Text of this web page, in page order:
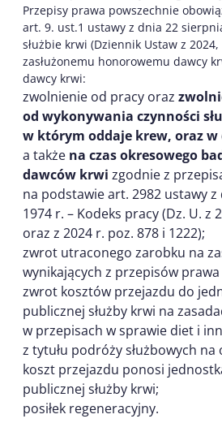
Przepisy prawa powszechnie
art. 9. ust.1 ustawy z dnia 22
służbie krwi (Dziennik Ustaw z
zasłużonemu honorowemu dawcy
dawcy krwi:
zwolnienie od pracy oraz
od wykonywania czynności
w którym oddaje krew, oraz
a także na czas okresowego
dawców krwi zgodnie z
na podstawie art. 2982 ustawy z
1974 r. – Kodeks pracy (Dz. U. z
oraz z 2024 r. poz. 878 i 1222);
zwrot utraconego zarobku na
wynikających z przepisów
zwrot kosztów przejazdu do
publicznej służby krwi na
w przepisach w sprawie diet i
z tytułu podróży służbowych na
koszt przejazdu ponosi
publicznej służby krwi;
posiłek regeneracyjny.